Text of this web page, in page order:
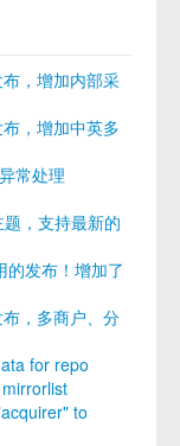
，增加内部采
，增加中英多
常处理
，支持最新的
发布！增加了
，多商户、分
for repo
to